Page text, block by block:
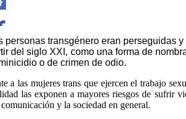
transgénero eran perseguidas
del siglo XXI, como una forma de
o de crimen de odio.
las mujeres trans que ejercen el trabajo
las exponen a mayores riesgos de sufrir
y la sociedad en general.